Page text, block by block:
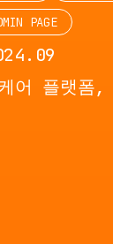
PAGE
어 플랫폼